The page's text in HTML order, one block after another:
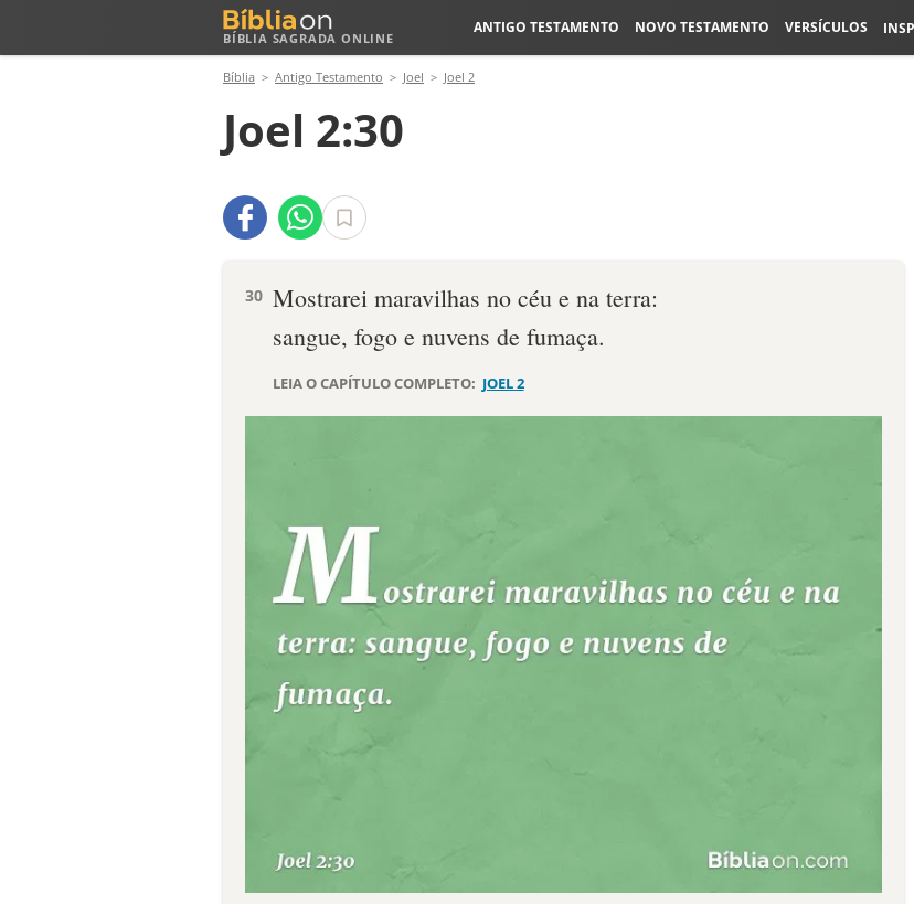
BÍBLIA SAGRADA ONLINE
ANTIGO TESTAMENTO NOVO TESTAMENTO VERSÍCULOS
Bíblia Antigo Testamento Joel Joel 2
Joel 2:30
30 Mostrarei maravilhas no céu e na terra:
sangue, fogo e nuvens de fumaça.
LEIA O CAPÍTULO COMPLETO: JOEL 2